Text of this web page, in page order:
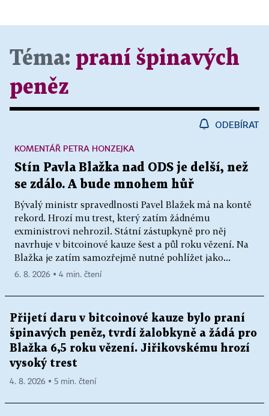
Téma: praní špinavých
peněz
ODEBÍRAT
Stín Pavla Blažka nad ODS je delší, než
se zdálo. A bude mnohem hůř
Bývalý ministr spravedlnosti Pavel Blažek má na kontě
rekord. Hrozí mu trest, který zatím žádnému
exministrovi nehrozil. Státní zástupkyně pro něj
navrhuje v bitcoinové kauze šest a půl roku vězení. Na
Blažka je zatím samozřejmě nutné pohlížet jako...
KOMENTÁŘ PETRA HONZEJKA
6. 8. 2026 ▪ 4 min. čtení
Přijetí daru v bitcoinové kauze bylo praní
špinavých peněz, tvrdí žalobkyně a žádá pro
Blažka 6,5 roku vězení. Jiřikovskému hrozí
vysoký trest
4. 8. 2026 ▪ 5 min. čtení